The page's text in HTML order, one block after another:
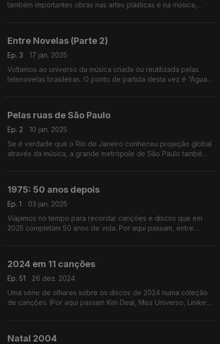
também importantes obras nas artes plásticas e na música,
Entre Novelas (Parte 2)
Ep. 3
17 jan. 2025
Voltamos ao universo da música criada ou reutilizada pelas
telenovelas brasileiras. O ponto de partida desta vez é “Água
Pelas ruas de São Paulo
Ep. 2
10 jan. 2025
Se é verdade que o Rio de Janeiro conheceu projeção global
através da música, a grande metrópole de São Paulo também
1975: 50 anos depois
Ep. 1
03 jan. 2025
Viajamos no tempo para recordar canções e discos que em
2025 completam 50 anos de vida. Por aqui passam, entre
2024 em 11 canções
Ep. 51
26 dez. 2024
Uma série de olhares sobre os discos de 2024 numa coleção
de canções. IPor aqui passam Kim Deal, Miss Universo, Liniker,
Natal 2004